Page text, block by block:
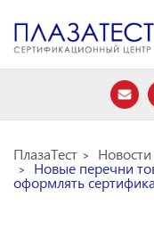
ПлазаТест Новости
Новые перечни
оформлять